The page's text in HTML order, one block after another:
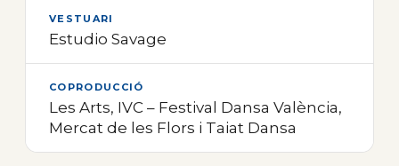
VESTUARI
Estudio Savage
COPRODUCCIÓ
Les Arts, IVC – Festival Dansa València,
Mercat de les Flors i Taiat Dansa